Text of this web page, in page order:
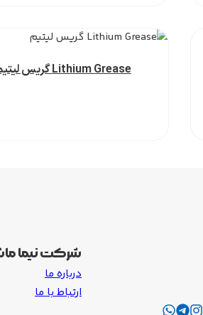
Lithium Grease گریس لیتیم
شرکت نیما
درباره ما
ارتباط با ما